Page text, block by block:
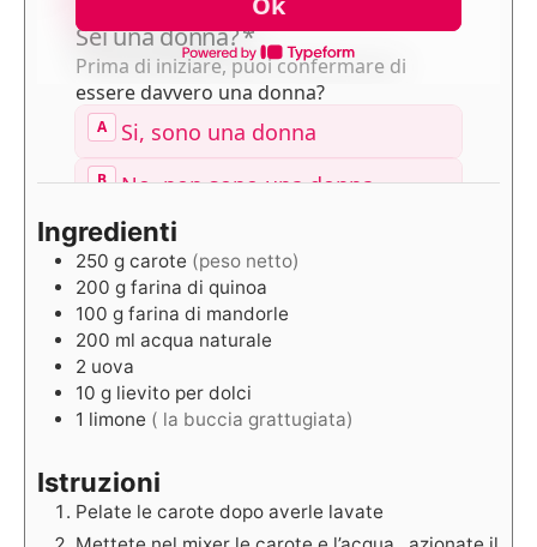
Ingredienti
250 g carote (peso netto)
200 g farina di quinoa
100 g farina di mandorle
200 ml acqua naturale
2 uova
10 g lievito per dolci
1 limone ( la buccia grattugiata)
Istruzioni
Pelate le carote dopo averle lavate